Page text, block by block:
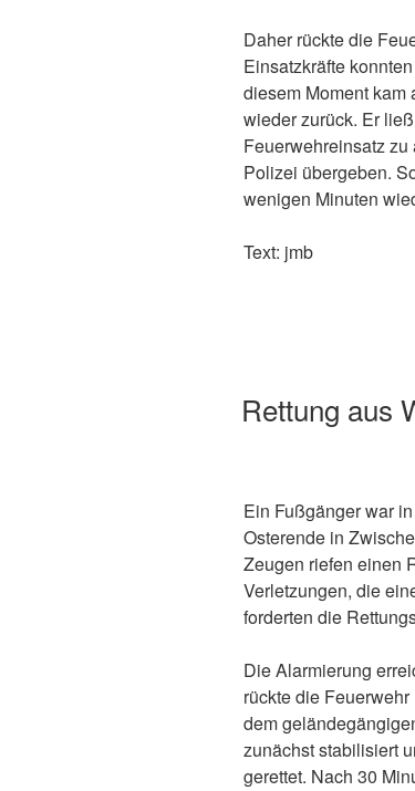
Daher rückte die
Einsatzkräfte
diesem Moment kam
wieder zurück. Er
Feuerwehreinsatz
Polizei übergeben.
wenigen Minuten
Text:
Rettung aus
Ein Fußgänger war
Osterende in
Zeugen riefen einen
Verletzungen, die
forderten die
Die Alarmierung
rückte die
dem
zunächst stabilisiert
gerettet. Nach 30